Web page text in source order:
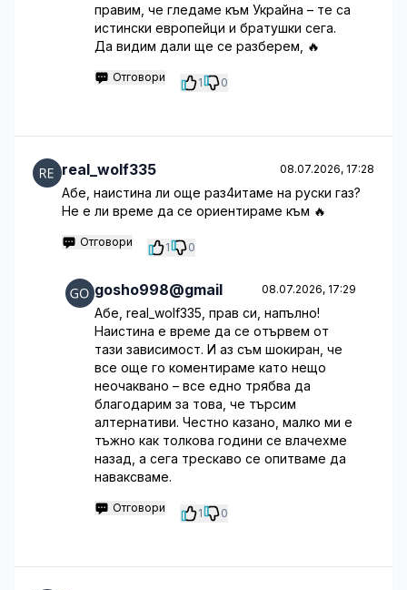
правим, че гледаме към Украйна – те са
истински европейци и братушки сега.
Да видим дали ще се разберем, 🔥
Отговори 1 0
real_wolf335 08.07.2026, 17:28
Абе, наистина ли още раз4итаме на руски газ?
Не е ли време да се ориентираме към 🔥
Отговори 1 0
gosho998@gmail 08.07.2026, 17:29
Абе, real_wolf335, прав си, напълно!
Наистина е време да се отървем от
тази зависимост. И аз съм шокиран, че
все още го коментираме като нещо
неочаквано – все едно трябва да
благодарим за това, че търсим
алтернативи. Честно казано, малко ми е
тъжно как толкова години се влачехме
назад, а сега трескаво се опитваме да
наваксваме.
Отговори 1 0